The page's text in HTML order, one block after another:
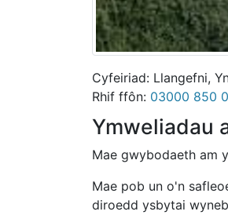
Cyfeiriad: Llangefni,
Rhif ffôn: 03000 850
Ymweliadau
Mae gwybodaeth am
Mae pob un o'n
diroedd ysbytai